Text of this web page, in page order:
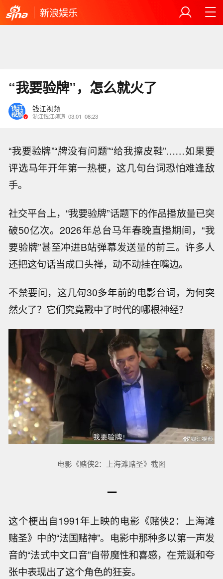
新浪娱乐
“我要验牌”，怎么就火了
钱江视频
浙江钱江频道 03.01 08:23
“我要验牌”“牌没有问题”“给我擦皮鞋”……如果要
评选马年开年第一热梗，这几句台词恐怕难逢敌
手。
社交平台上，“我要验牌”话题下的作品播放量已突
破50亿次。2026年总台马年春晚直播期间，“我
要验牌”甚至冲进B站弹幕发送量的前三。许多人
还把这句话当成口头禅，动不动挂在嘴边。
不禁要问，这几句30多年前的电影台词，为何突
然火了？它们究竟戳中了时代的哪根神经？
电影《赌侠2：上海滩赌圣》截图
一
这个梗出自1991年上映的电影《赌侠2：上海滩
赌圣》中的“法国赌神”。电影中那种多以第一声发
音的“法式中文口音”自带魔性和喜感，在荒诞和夸
张中表现出了这个角色的狂妄。